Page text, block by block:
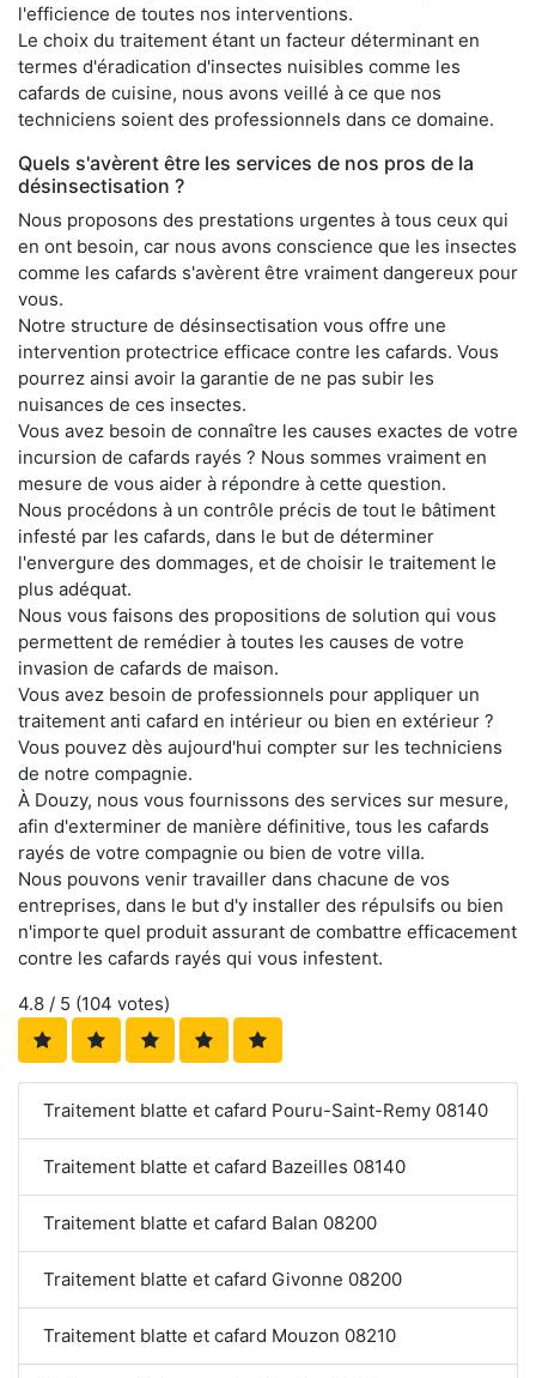
l'efficience de toutes nos interventions.
Le choix du traitement étant un facteur déterminant en
termes d'éradication d'insectes nuisibles comme les
cafards de cuisine, nous avons veillé à ce que nos
techniciens soient des professionnels dans ce domaine.
Quels s'avèrent être les services de nos pros de la
désinsectisation ?
Nous proposons des prestations urgentes à tous ceux qui
en ont besoin, car nous avons conscience que les insectes
comme les cafards s'avèrent être vraiment dangereux pour
vous.
Notre structure de désinsectisation vous offre une
intervention protectrice efficace contre les cafards. Vous
pourrez ainsi avoir la garantie de ne pas subir les
nuisances de ces insectes.
Vous avez besoin de connaître les causes exactes de votre
incursion de cafards rayés ? Nous sommes vraiment en
mesure de vous aider à répondre à cette question.
Nous procédons à un contrôle précis de tout le bâtiment
infesté par les cafards, dans le but de déterminer
l'envergure des dommages, et de choisir le traitement le
plus adéquat.
Nous vous faisons des propositions de solution qui vous
permettent de remédier à toutes les causes de votre
invasion de cafards de maison.
Vous avez besoin de professionnels pour appliquer un
traitement anti cafard en intérieur ou bien en extérieur ?
Vous pouvez dès aujourd'hui compter sur les techniciens
de notre compagnie.
À Douzy, nous vous fournissons des services sur mesure,
afin d'exterminer de manière définitive, tous les cafards
rayés de votre compagnie ou bien de votre villa.
Nous pouvons venir travailler dans chacune de vos
entreprises, dans le but d'y installer des répulsifs ou bien
n'importe quel produit assurant de combattre efficacement
contre les cafards rayés qui vous infestent.
4.8 / 5 (104 votes)
Traitement blatte et cafard Pouru-Saint-Remy 08140
Traitement blatte et cafard Bazeilles 08140
Traitement blatte et cafard Balan 08200
Traitement blatte et cafard Givonne 08200
Traitement blatte et cafard Mouzon 08210